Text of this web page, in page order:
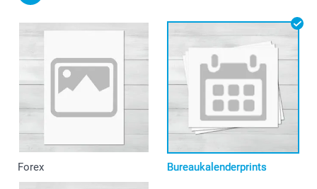
Forex Bureaukalenderprints